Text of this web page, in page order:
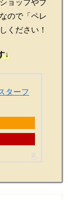
ョップやブ
ので「ペレ
ください！
↓
ターフ